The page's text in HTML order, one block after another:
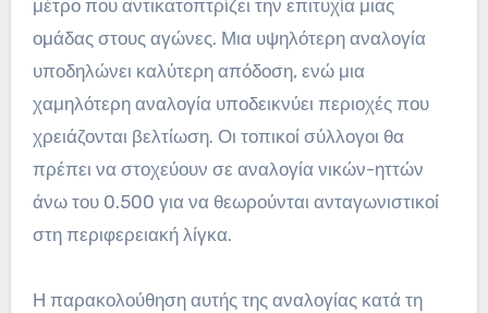
μέτρο που αντικατοπτρίζει την επιτυχία μιας
ομάδας στους αγώνες. Μια υψηλότερη αναλογία
υποδηλώνει καλύτερη απόδοση, ενώ μια
χαμηλότερη αναλογία υποδεικνύει περιοχές που
χρειάζονται βελτίωση. Οι τοπικοί σύλλογοι θα
πρέπει να στοχεύουν σε αναλογία νικών-ηττών
άνω του 0.500 για να θεωρούνται ανταγωνιστικοί
στη περιφερειακή λίγκα.
Η παρακολούθηση αυτής της αναλογίας κατά τη